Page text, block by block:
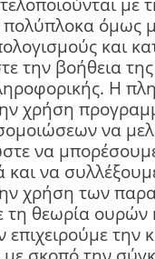
με
όμως
και
την βοήθεια της
Η
χρήση
να
να
να
χρήση των
θεωρία ουρών
επιχειρούμε την